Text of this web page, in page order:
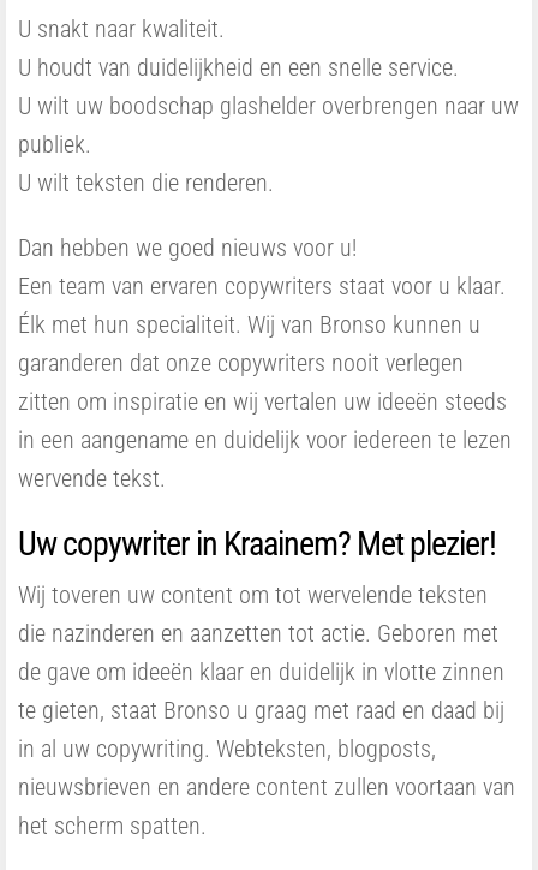
U snakt naar kwaliteit.
U houdt van duidelijkheid en een snelle service.
U wilt uw boodschap glashelder overbrengen naar uw
publiek.
U wilt teksten die renderen.
Dan hebben we goed nieuws voor u!
Een team van ervaren copywriters staat voor u klaar.
Élk met hun specialiteit. Wij van Bronso kunnen u
garanderen dat onze copywriters nooit verlegen
zitten om inspiratie en wij vertalen uw ideeën steeds
in een aangename en duidelijk voor iedereen te lezen
wervende tekst.
Uw copywriter in Kraainem? Met plezier!
Wij toveren uw content om tot wervelende teksten
die nazinderen en aanzetten tot actie. Geboren met
de gave om ideeën klaar en duidelijk in vlotte zinnen
te gieten, staat Bronso u graag met raad en daad bij
in al uw copywriting. Webteksten, blogposts,
nieuwsbrieven en andere content zullen voortaan van
het scherm spatten.